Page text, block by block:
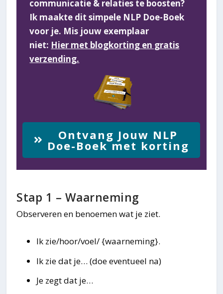
communicatie & relaties te boosten?
Ik maakte dit simpele NLP Doe-Boek
voor je. Mis jouw exemplaar
niet: Hier met blogkorting en gratis
verzending.
Ontvang Jouw NLP
Doe-Boek met korting
Stap 1 – Waarneming
Observeren en benoemen wat je ziet.
Ik zie/hoor/voel/ {waarneming}.
Ik zie dat je… (doe eventueel na)
Je zegt dat je…